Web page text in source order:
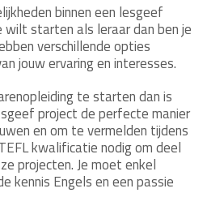
binnen een lesgeef
wilt starten als leraar dan ben je
verschillende opties
jouw ervaring en interesses.
te starten dan is
project de perfecte manier
en om te vermelden tijdens
kwalificatie nodig om deel
projecten. Je moet enkel
kennis Engels en een passie